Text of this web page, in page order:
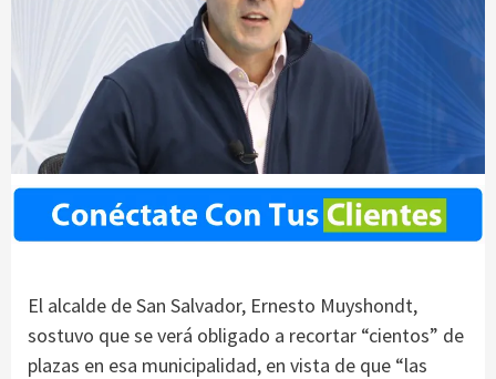
El alcalde de San Salvador, Ernesto Muyshondt,
sostuvo que se verá obligado a recortar “cientos” de
plazas en esa municipalidad, en vista de que “las